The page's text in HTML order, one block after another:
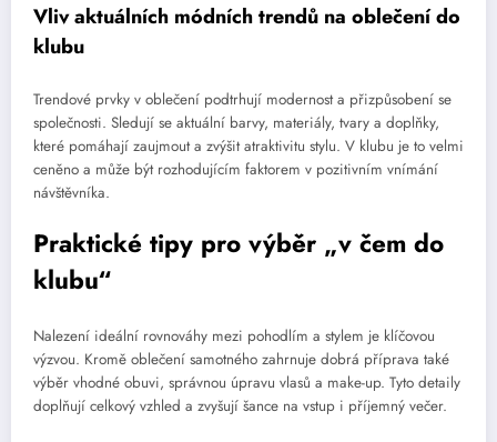
Vliv aktuálních módních trendů na oblečení do
klubu
Trendové prvky v oblečení podtrhují modernost a přizpůsobení se
společnosti. Sledují se aktuální barvy, materiály, tvary a doplňky,
které pomáhají zaujmout a zvýšit atraktivitu stylu. V klubu je to velmi
ceněno a může být rozhodujícím faktorem v pozitivním vnímání
návštěvníka.
Praktické tipy pro výběr „v čem do
klubu“
Nalezení ideální rovnováhy mezi pohodlím a stylem je klíčovou
výzvou. Kromě oblečení samotného zahrnuje dobrá příprava také
výběr vhodné obuvi, správnou úpravu vlasů a make-up. Tyto detaily
doplňují celkový vzhled a zvyšují šance na vstup i příjemný večer.